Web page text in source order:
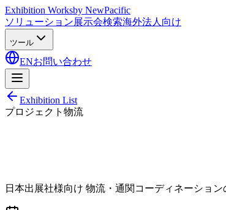
Exhibition Worksby NewPacific
ソリューション展示会検索海外法人向け
ツール
ENお問い合わせ
Exhibition List
プロジェクト物流
日本出展社様向け 物流・通関コーディネーショ